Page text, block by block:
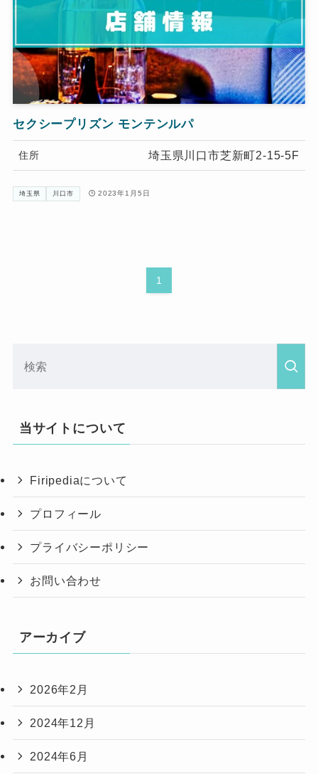
セクシープリズン モンテンルパ
住所 埼玉県川口市芝新町2-15-5F
埼玉県 川口市 2023年1月5日
1
当サイトについて
Firipediaについて
プロフィール
プライバシーポリシー
お問い合わせ
アーカイブ
2026年2月
2024年12月
2024年6月